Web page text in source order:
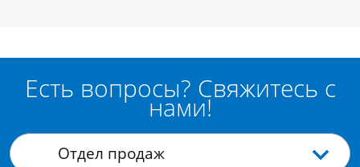
Есть вопросы? Свяжитесь с
нами!
Отдел продаж